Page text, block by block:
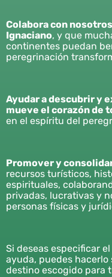
Colabora con
Ignaciano, y que
continentes puedan
peregrinación
Ayudar a descubrir y
mueve el corazón de
en el espíritu del
Promover y
recursos turísticos,
espirituales,
privadas, lucrativas y
personas físicas y
Si deseas especificar
ayuda, puedes
destino escogido para